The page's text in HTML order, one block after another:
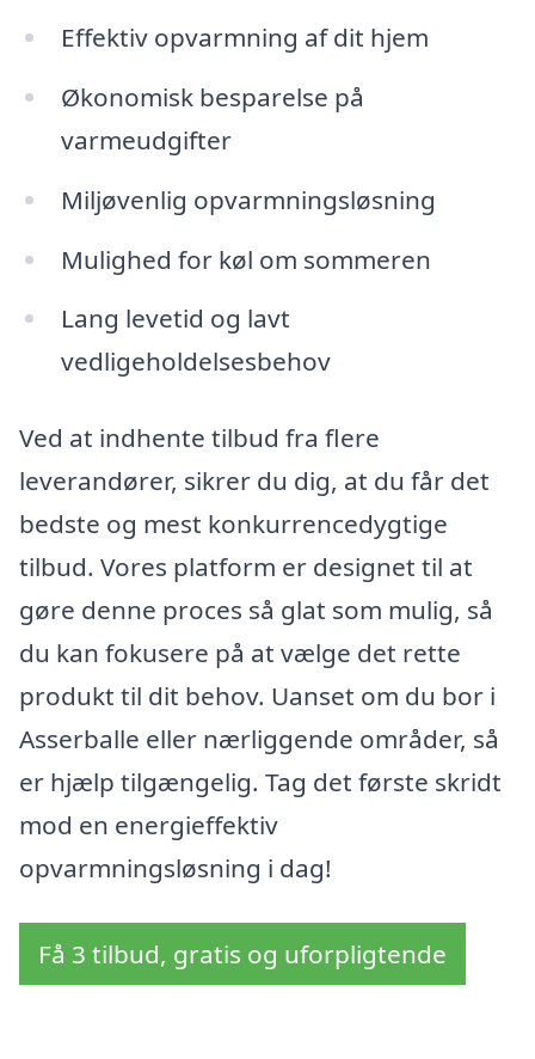
Effektiv opvarmning af dit hjem
Økonomisk besparelse på
varmeudgifter
Miljøvenlig opvarmningsløsning
Mulighed for køl om sommeren
Lang levetid og lavt
vedligeholdelsesbehov
Ved at indhente tilbud fra flere
leverandører, sikrer du dig, at du får det
bedste og mest konkurrencedygtige
tilbud. Vores platform er designet til at
gøre denne proces så glat som mulig, så
du kan fokusere på at vælge det rette
produkt til dit behov. Uanset om du bor i
Asserballe eller nærliggende områder, så
er hjælp tilgængelig. Tag det første skridt
mod en energieffektiv
opvarmningsløsning i dag!
Få 3 tilbud, gratis og uforpligtende